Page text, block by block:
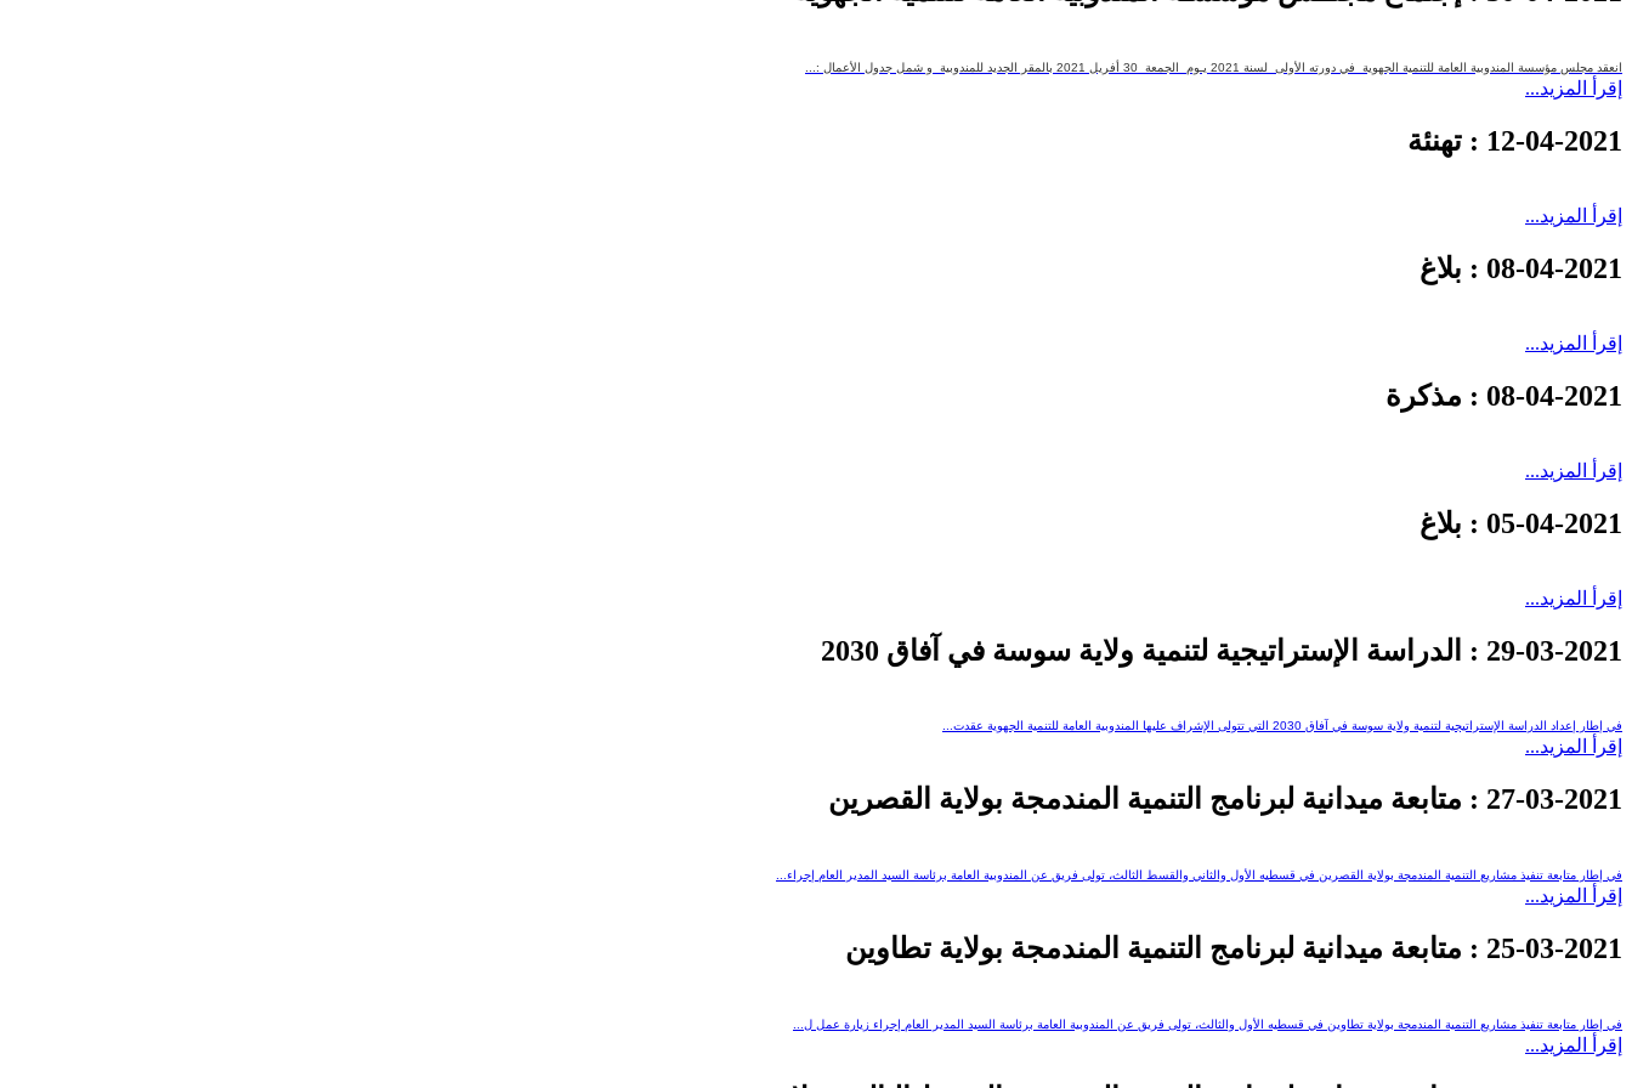
انعقد مجلس مؤسسة المندوبية العامة للتنمية الجهوية في دورته الأولى لسنة 2021 يـوم الجمعة 30 أفريل 2021 بالمقر الجديد للمندوبية و شمل جدول الأعمال :...
إقرأ المزيد...
12-04-2021 : تهنئة
إقرأ المزيد...
08-04-2021 : بلاغ
إقرأ المزيد...
08-04-2021 : مذكرة
إقرأ المزيد...
05-04-2021 : بلاغ
إقرأ المزيد...
29-03-2021 : الدراسة الإستراتيجية لتنمية ولاية سوسة في آفاق 2030
في إطار إعداد الدراسة الإستراتيجية لتنمية ولاية سوسة في آفاق 2030 التي تتولى الإشراف عليها المندوبية العامة للتنمية الجهوية عقدت...
إقرأ المزيد...
27-03-2021 : متابعة ميدانية لبرنامج التنمية المندمجة بولاية القصرين
في إطار متابعة تنفيذ مشاريع التنمية المندمجة بولاية القصرين في قسطيه الأول والثاني والقسط الثالث، تولى فريق عن المندوبية العامة برئاسة السيد المدير العام إجراء...
إقرأ المزيد...
25-03-2021 : متابعة ميدانية لبرنامج التنمية المندمجة بولاية تطاوين
في إطار متابعة تنفيذ مشاريع التنمية المندمجة بولاية تطاوين في قسطيه الأول والثالث، تولى فريق عن المندوبية العامة برئاسة السيد المدير العام إجراء زيارة عمل ل...
إقرأ المزيد...